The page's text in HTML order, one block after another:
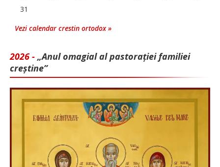
31
Vezi calendar crestin ortodox »
2026 - „Anul omagial al pastorației familiei
creștine”